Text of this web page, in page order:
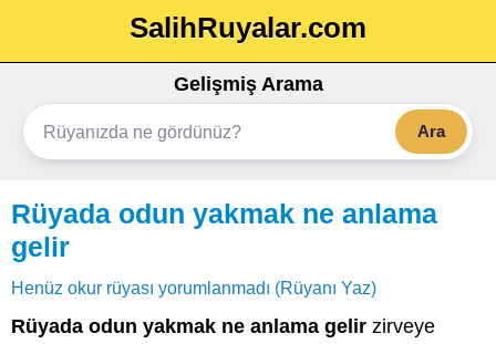
SalihRuyalar.com
Gelişmiş Arama
Ara
Rüyada odun yakmak ne anlama
gelir
Henüz okur rüyası yorumlanmadı (Rüyanı Yaz)
Rüyada odun yakmak ne anlama gelir zirveye